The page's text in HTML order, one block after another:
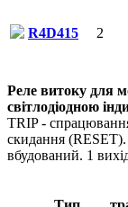
R4D415 2
Реле витоку для
світлодіодною
TRIP -
скидання
вбудований. 1